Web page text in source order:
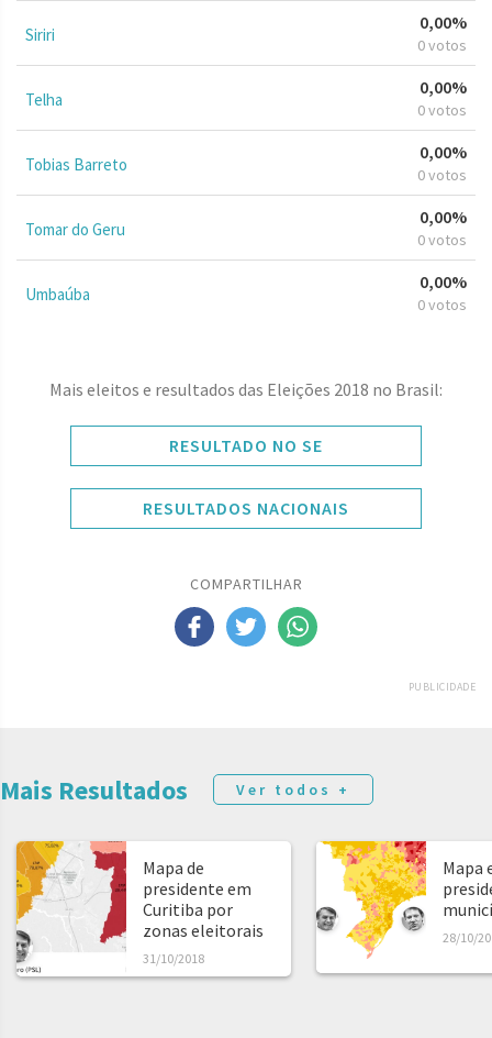
Siriri
0,00%
0 votos
Telha
0,00%
0 votos
Tobias Barreto
0,00%
0 votos
Tomar do Geru
0,00%
0 votos
Umbaúba
0,00%
0 votos
Mais eleitos e resultados das Eleições 2018 no Brasil:
RESULTADO NO SE
RESULTADOS NACIONAIS
COMPARTILHAR
PUBLICIDADE
Mais Resultados Ver todos +
Mapa de
presidente em
Curitiba por
zonas eleitorais
31/10/2018
Mapa
28/10/